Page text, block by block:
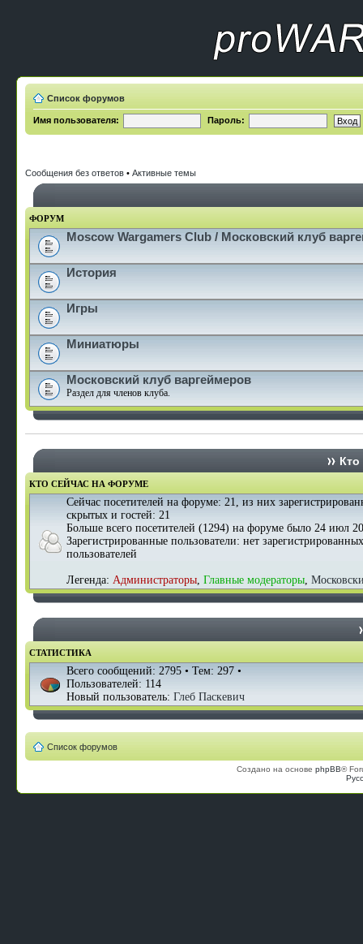
Список форумов
Имя пользователя: Пароль:
Сообщения без ответов • Активные темы
ФОРУМ
Moscow Wargamers Club / Московский клуб
История
Игры
Миниатюры
Московский клуб варгеймеров
Раздел для членов клуба.
КТО СЕЙЧАС НА ФОРУМЕ
Сейчас посетителей на форуме: 21, из них
скрытых и гостей: 21
Больше всего посетителей (1294) на форуме было 24 июл
Зарегистрированные пользователи: нет зарегистрированных
пользователей
Легенда: Администраторы, Главные модераторы,
СТАТИСТИКА
Всего сообщений: 2795 • Тем: 297 •
Пользователей: 114
Новый пользователь: Глеб Паскевич
Список форумов
Создано на основе phpBB®